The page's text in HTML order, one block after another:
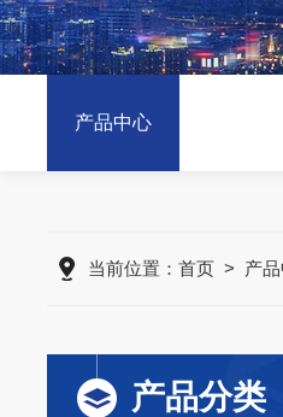
产品中心
当前位置： 首页 > 产
产品分类